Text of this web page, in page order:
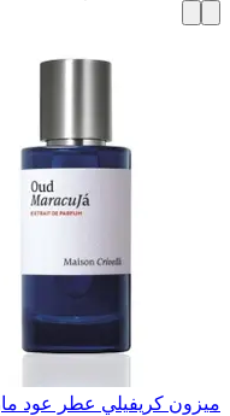
ميزون كريفيلي عطر عود